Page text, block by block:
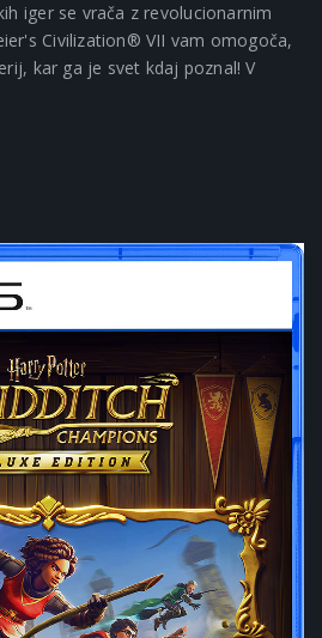
iger se vrača z revolucionarnim
Civilization® VII vam omogoča,
kar ga je svet kdaj poznal! V